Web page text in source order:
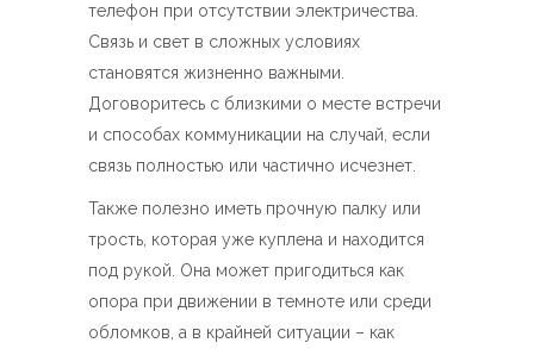
телефон при отсутствии электричества.
Связь и свет в сложных условиях
становятся жизненно важными.
Договоритесь с близкими о месте встречи
и способах коммуникации на случай, если
связь полностью или частично исчезнет.
Также полезно иметь прочную палку или
трость, которая уже куплена и находится
под рукой. Она может пригодиться как
опора при движении в темноте или среди
обломков, а в крайней ситуации – как